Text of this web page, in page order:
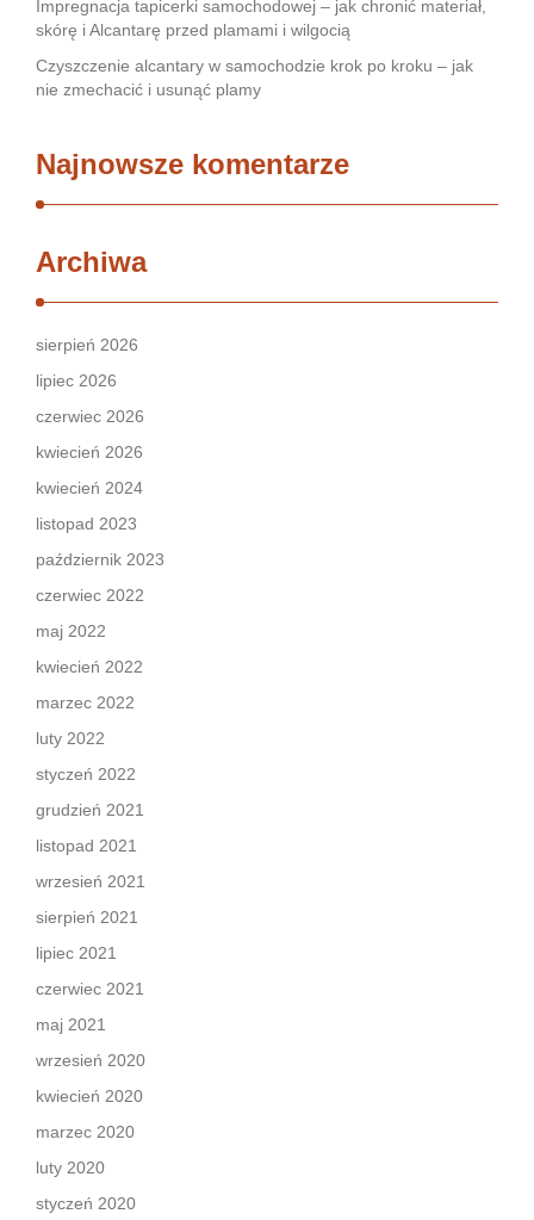
Impregnacja tapicerki samochodowej – jak chronić materiał,
skórę i Alcantarę przed plamami i wilgocią
Czyszczenie alcantary w samochodzie krok po kroku – jak
nie zmechacić i usunąć plamy
Najnowsze komentarze
Archiwa
sierpień 2026
lipiec 2026
czerwiec 2026
kwiecień 2026
kwiecień 2024
listopad 2023
październik 2023
czerwiec 2022
maj 2022
kwiecień 2022
marzec 2022
luty 2022
styczeń 2022
grudzień 2021
listopad 2021
wrzesień 2021
sierpień 2021
lipiec 2021
czerwiec 2021
maj 2021
wrzesień 2020
kwiecień 2020
marzec 2020
luty 2020
styczeń 2020